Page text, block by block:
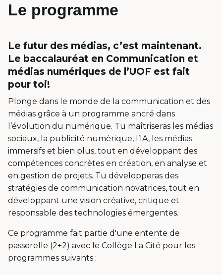
Le programme
Le futur des médias, c’est maintenant.
Le baccalauréat en Communication et
médias numériques de l’UOF est fait
pour toi!
Plonge dans le monde de la communication et des
médias grâce à un programme ancré dans
l’évolution du numérique. Tu maîtriseras les médias
sociaux, la publicité numérique, l’IA, les médias
immersifs et bien plus, tout en développant des
compétences concrètes en création, en analyse et
en gestion de projets. Tu développeras des
stratégies de communication novatrices, tout en
développant une vision créative, critique et
responsable des technologies émergentes.
Ce programme fait partie d'une entente de
passerelle (2+2) avec le Collège La Cité pour les
programmes suivants :